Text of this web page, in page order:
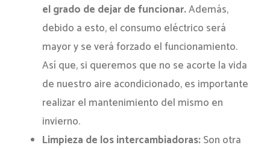
el grado de dejar de funcionar.Además,
debido a esto, el consumo eléctrico será
mayor y se verá forzado el funcionamiento.
Así que, si queremos que no se acorte la vida
de nuestro aire acondicionado, es importante
realizar el mantenimiento del mismo en
invierno.
Limpieza de los intercambiadoras:Son otra